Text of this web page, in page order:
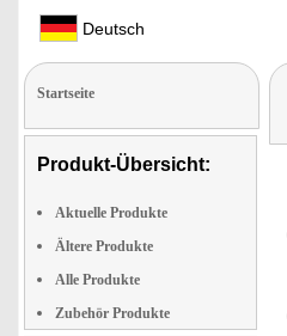
Deutsch
Startseite
Produkt-Übersicht:
Aktuelle Produkte
Ältere Produkte
Alle Produkte
Zubehör Produkte